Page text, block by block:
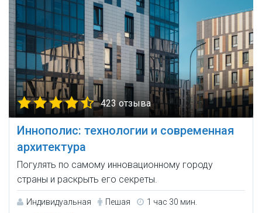
423 отзыва
Иннополис: технологии и современная
архитектура
Погулять по самому инновационному городу
страны и раскрыть его секреты.
Индивидуальная Пешая 1 час 30 мин.